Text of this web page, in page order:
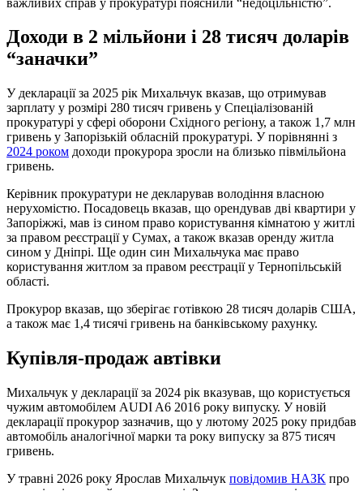
Доходи в 2 мільйони і 28 тисяч доларів
“заначки”
У декларації за 2025 рік Михальчук вказав, що отримував
зарплату у розмірі 280 тисяч гривень у Спеціалізованій
прокуратурі у сфері оборони Східного регіону, а також 1,7 млн
гривень у Запорізькій обласній прокуратурі. У порівнянні з
2024 роком доходи прокурора зросли на близько півмільйона
гривень.
Керівник прокуратури не декларував володіння власною
нерухомістю. Посадовець вказав, що орендував дві квартири у
Запоріжжі, мав із сином право користування кімнатою у житлі
за правом реєстрації у Сумах, а також вказав оренду житла
сином у Дніпрі. Ще один син Михальчука має право
користування житлом за правом реєстрації у Тернопільській
області.
Прокурор вказав, що зберігає готівкою 28 тисяч доларів США,
а також має 1,4 тисячі гривень на банківському рахунку.
Купівля-продаж автівки
Михальчук у декларації за 2024 рік вказував, що користується
чужим автомобілем AUDI A6 2016 року випуску. У новій
декларації прокурор зазначив, що у лютому 2025 року придбав
автомобіль аналогічної марки та року випуску за 875 тисяч
гривень.
У травні 2026 року Ярослав Михальчук повідомив НАЗК про